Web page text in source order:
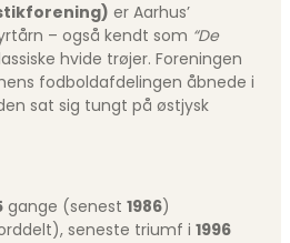
er Aarhus’
– også kendt som “De
hvide trøjer. Foreningen
fodboldafdelingen åbnede i
sat sig tungt på østjysk
gange (senest 1986)
seneste triumf i 1996